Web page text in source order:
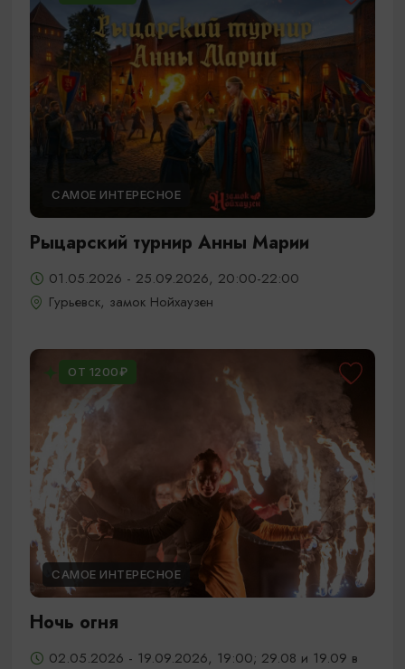
САМОЕ ИНТЕРЕСНОЕ
Рыцарский турнир Анны Марии
01.05.2026 - 25.09.2026, 20:00-22:00
Гурьевск, замок Нойхаузен
ОТ 1200₽
САМОЕ ИНТЕРЕСНОЕ
Ночь огня
02.05.2026 - 19.09.2026, 19:00; 29.08 и 19.09 в